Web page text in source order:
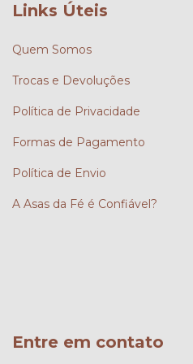
Links Úteis
Quem Somos
Trocas e Devoluções
Política de Privacidade
Formas de Pagamento
Política de Envio
A Asas da Fé é Confiável?
Entre em contato